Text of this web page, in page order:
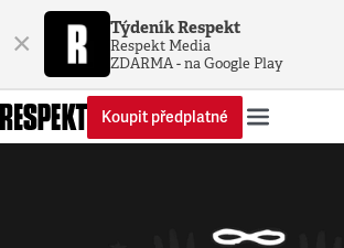
× Týdeník Respekt
Respekt Media
ZDARMA - na Google Play
Koupit předplatné